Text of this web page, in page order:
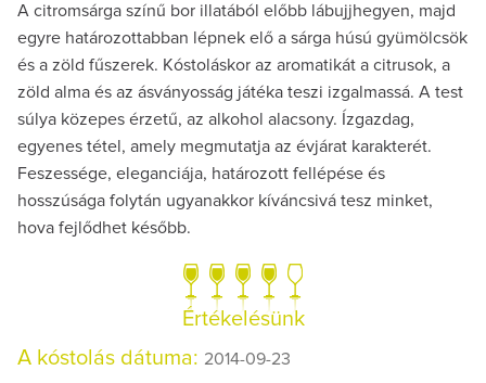
A citromsárga színű bor illatából előbb lábujjhegyen, majd
egyre határozottabban lépnek elő a sárga húsú gyümölcsök
és a zöld fűszerek. Kóstoláskor az aromatikát a citrusok, a
zöld alma és az ásványosság játéka teszi izgalmassá. A test
súlya közepes érzetű, az alkohol alacsony. Ízgazdag,
egyenes tétel, amely megmutatja az évjárat karakterét.
Feszessége, eleganciája, határozott fellépése és
hosszúsága folytán ugyanakkor kíváncsivá tesz minket,
hova fejlődhet később.
Értékelésünk
A kóstolás dátuma: 2014-09-23